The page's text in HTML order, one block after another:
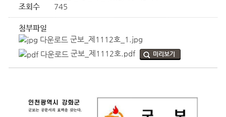
조회수
745
첨부파일
군보_제1112호_1.jpg
군보_제1112호.pdf
미리보기